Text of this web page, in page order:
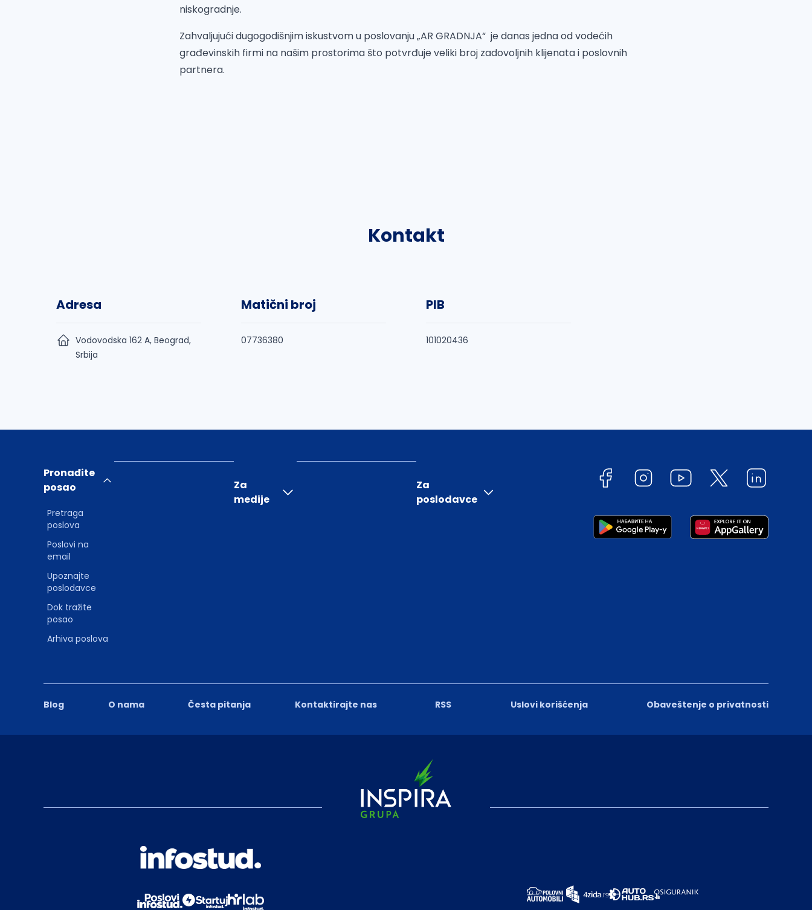
niskogradnje.
Zahvaljujući dugogodišnjim iskustvom u poslovanju „AR GRADNJA“ je danas jedna od vodećih
građevinskih firmi na našim prostorima što potvrđuje veliki broj zadovoljnih klijenata i poslovnih
partnera.
Kontakt
Adresa
Vodovodska 162 A, Beograd,
Srbija
Matični broj
07736380
PIB
101020436
Blog O nama Česta pitanja Kontaktirajte nas RSS Uslovi korišćenja Obaveštenje o privatnosti
Pronađite
posao
Pretraga
poslova
Poslovi na
email
Upoznajte
poslodavce
Dok tražite
posao
Arhiva poslova
Za
medije
Za
poslodavce